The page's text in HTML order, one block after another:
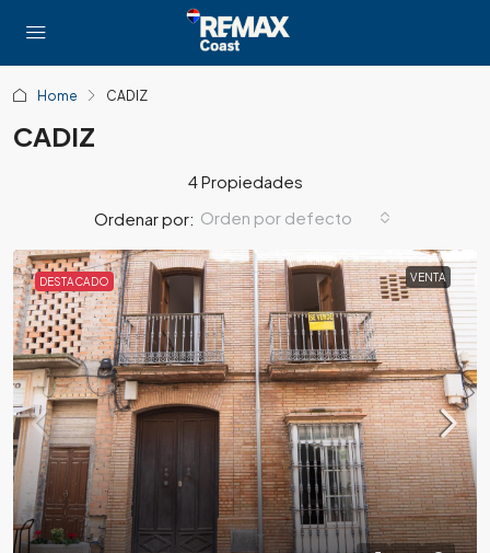
Home CADIZ
CADIZ
4 Propiedades
Ordenar por: Orden por defecto
DESTACADO VENTA